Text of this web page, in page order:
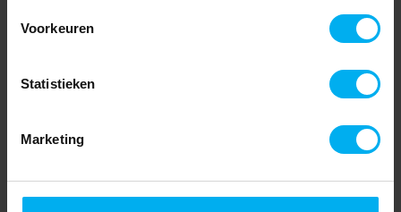
Voorkeuren
Statistieken
Marketing